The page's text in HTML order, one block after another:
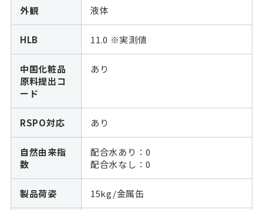
外観 液体
HLB 11.0 ※実測値
中国化粧品
原料提出コ
ード
あり
RSPO対応 あり
自然由来指
数
配合水あり：0
配合水なし：0
製品荷姿 15kg/金属缶